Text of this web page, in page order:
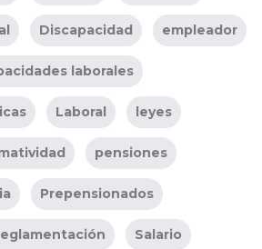
Discapacidad empleador
laborales
Laboral leyes
pensiones
Prepensionados
Salario